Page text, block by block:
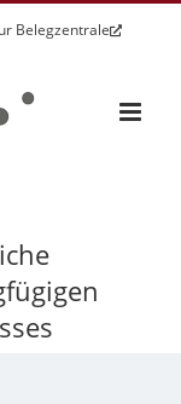
Belegzentrale